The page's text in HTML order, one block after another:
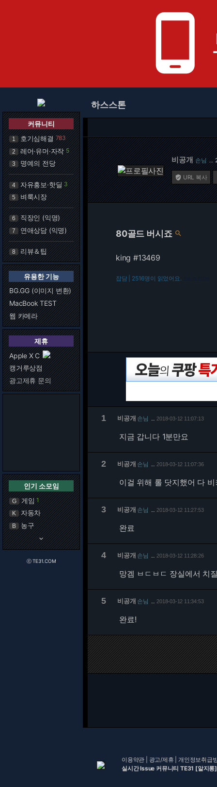
phone_android
커뮤니티
1 호기심해결 783
2 레어·유머·자작 5
3 명예의 전당
4 자유홍보·핫딜 3
5 벼룩시장
6 직장인 (익명)
7 연애상담 (익명)
8 리뷰＆팁
유용한 기능
BG.GG (이미지 변환)
MacBook TEST
웹 카메라
제휴
Apple X C
캥거루상점
광고제휴 문의
인기 소모임
G 게임 1
K 자동차
B 농구
keyboard_arrow_down
ⓒ TE31.COM
하스스톤
비공개 손님 …
 URL 복사
80골드 버시죠 
king #13469
잡담 | 2516명이 읽었어요.
1 비공개 손님 2018-03-12 11:07:13
지금 갑니다 1분만요
2 비공개 손님 2018-03-12 11:07:36
이걸 위해 롤 닷지했어 다
3 비공개 손님 2018-03-12 11:27:53
완료
4 비공개 손님 2018-03-12 11:28:26
망겜 ㅂㄷㅂㄷ 장실에서 치
5 비공개 손님 2018-03-12 11:34:53
완료!
이용약관 광고/제휴 |개인정보취급
실시간 Issue 커뮤니티 TE31 [알지